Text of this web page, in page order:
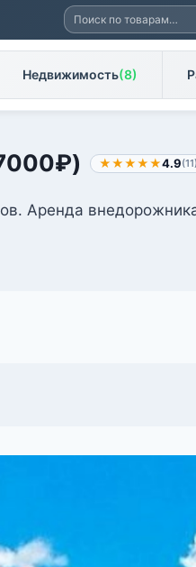
Искать:
Недвижимость(8)
₽) ★★★★★4.9(11)
Аренда